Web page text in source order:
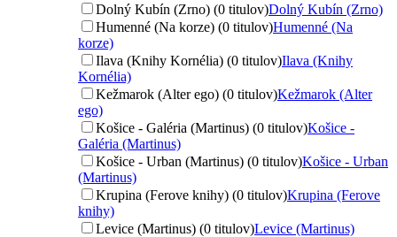
Dolný Kubín (Zrno) (0 titulov)Dolný Kubín (Zrno)
Humenné (Na korze) (0 titulov)Humenné (Na
korze)
Ilava (Knihy Kornélia) (0 titulov)Ilava (Knihy
Kornélia)
Kežmarok (Alter ego) (0 titulov)Kežmarok (Alter
ego)
Košice - Galéria (Martinus) (0 titulov)Košice -
Galéria (Martinus)
Košice - Urban (Martinus) (0 titulov)Košice - Urban
(Martinus)
Krupina (Ferove knihy) (0 titulov)Krupina (Ferove
knihy)
Levice (Martinus) (0 titulov)Levice (Martinus)